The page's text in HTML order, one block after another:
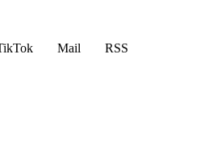
Mail
RSS